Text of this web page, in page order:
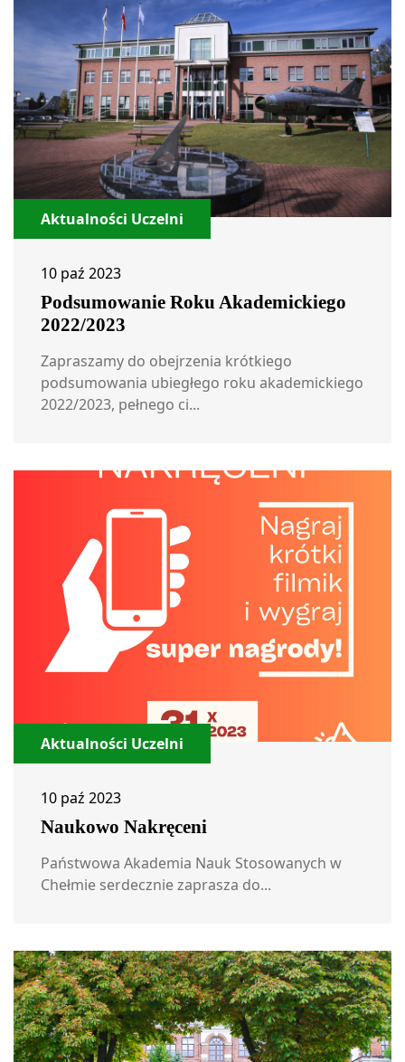
Aktualności Uczelni
10 paź 2023
Podsumowanie Roku Akademickiego
2022/2023
Zapraszamy do obejrzenia krótkiego
podsumowania ubiegłego roku akademickiego
2022/2023, pełnego ci...
Aktualności Uczelni
10 paź 2023
Naukowo Nakręceni
Państwowa Akademia Nauk Stosowanych w
Chełmie serdecznie zaprasza do...